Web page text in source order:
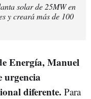
solar de 25MW en
y creará más de 100
Energía, Manuel
urgencia
diferente. Para